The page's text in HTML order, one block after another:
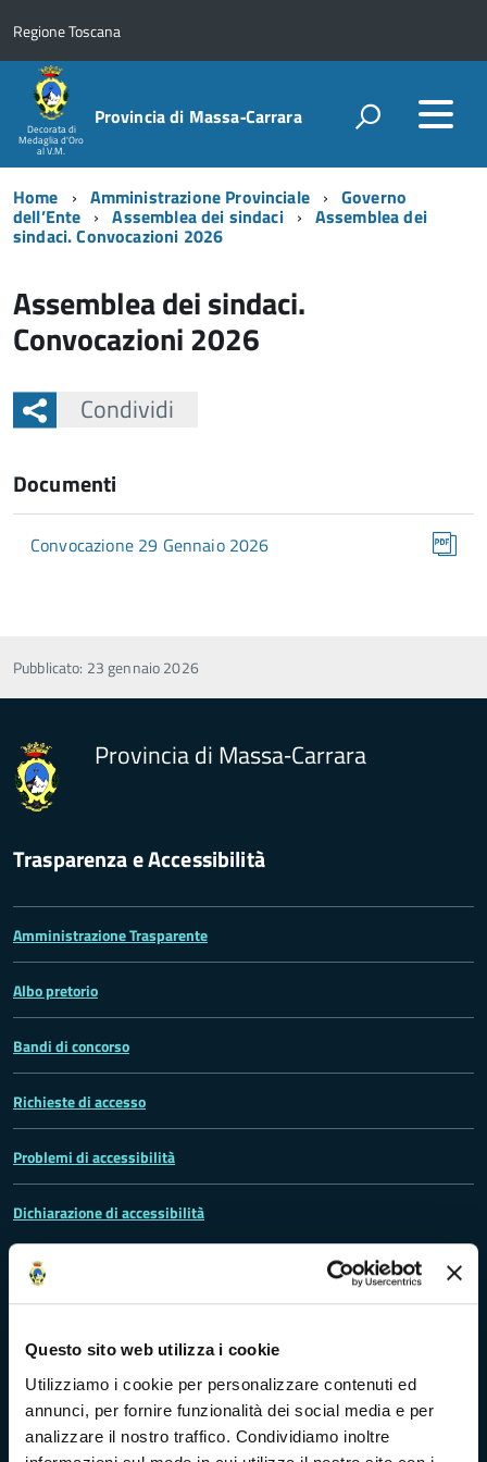
Questo sito web utilizza i cookie
Utilizziamo i cookie per personalizzare contenuti ed
annunci, per fornire funzionalità dei social media e per
analizzare il nostro traffico. Condividiamo inoltre
Regione Toscana
Decorata di
Medaglia d'Oro
al V.M.
Provincia di Massa‑Carrara
Home Amministrazione Provinciale Governo
dell’Ente Assemblea dei sindaci Assemblea dei
sindaci. Convocazioni 2026
Assemblea dei sindaci.
Convocazioni 2026
Condividi
Documenti
Convocazione 29 Gennaio 2026
Pubblicato: 23 gennaio 2026
Provincia di Massa‑Carrara
Trasparenza e Accessibilità
Amministrazione Trasparente
Albo pretorio
Bandi di concorso
Richieste di accesso
Problemi di accessibilità
Dichiarazione di accessibilità
Rete dei Musei, Terre dei Malaspina e delle Statue Stele
Archivio della Provincia di Massa-Carrara